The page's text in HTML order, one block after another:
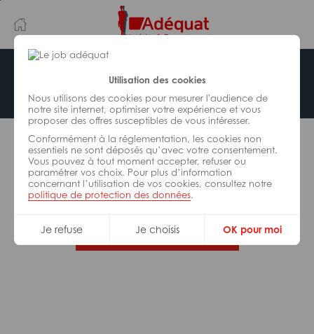
Utilisation des cookies
Nous utilisons des cookies pour mesurer l'audience de
notre site internet, optimiser votre expérience et vous
proposer des offres susceptibles de vous intéresser.
Conformément à la réglementation, les cookies non
essentiels ne sont déposés qu’avec votre consentement.
Vous pouvez à tout moment accepter, refuser ou
paramétrer vos choix. Pour plus d’information
concernant l’utilisation de vos cookies, consultez notre
politique de protection des données.
Je refuse Je choisis OK pour moi
au
contenu
principal
navigation
Offre indisponible
L’offre d’emploi que vous tentez de consulter n’est
plus disponible.
De nombreuses autres missions peuvent vous
correspondre, consultez toutes nos offres.
Trouvez votre job Adéquat !